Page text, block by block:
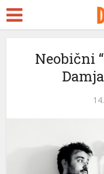
Neobični